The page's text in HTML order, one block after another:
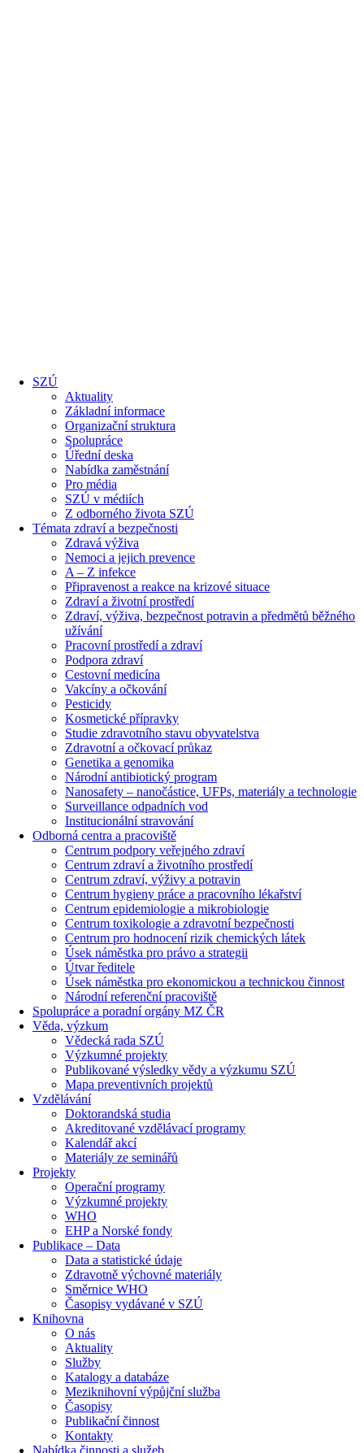
SZÚ
Aktuality
Základní informace
Organizační struktura
Spolupráce
Úřední deska
Nabídka zaměstnání
Pro média
SZÚ v médiích
Z odborného života SZÚ
Témata zdraví a bezpečnosti
Zdravá výživa
Nemoci a jejich prevence
A – Z infekce
Připravenost a reakce na krizové situace
Zdraví a životní prostředí
Zdraví, výživa, bezpečnost potravin a předmětů běžného
užívání
Pracovní prostředí a zdraví
Podpora zdraví
Cestovní medicína
Vakcíny a očkování
Pesticidy
Kosmetické přípravky
Studie zdravotního stavu obyvatelstva
Zdravotní a očkovací průkaz
Genetika a genomika
Národní antibiotický program
Nanosafety – nanočástice, UFPs, materiály a technologie
Surveillance odpadních vod
Institucionální stravování
Odborná centra a pracoviště
Centrum podpory veřejného zdraví
Centrum zdraví a životního prostředí
Centrum zdraví, výživy a potravin
Centrum hygieny práce a pracovního lékařství
Centrum epidemiologie a mikrobiologie
Centrum toxikologie a zdravotní bezpečnosti
Centrum pro hodnocení rizik chemických látek
Úsek náměstka pro právo a strategii
Útvar ředitele
Úsek náměstka pro ekonomickou a technickou činnost
Národní referenční pracoviště
Spolupráce a poradní orgány MZ ČR
Věda, výzkum
Vědecká rada SZÚ
Výzkumné projekty
Publikované výsledky vědy a výzkumu SZÚ
Mapa preventivních projektů
Vzdělávání
Doktorandská studia
Akreditované vzdělávací programy
Kalendář akcí
Materiály ze seminářů
Projekty
Operační programy
Výzkumné projekty
WHO
EHP a Norské fondy
Publikace – Data
Data a statistické údaje
Zdravotně výchovné materiály
Směrnice WHO
Časopisy vydávané v SZÚ
Knihovna
O nás
Aktuality
Služby
Katalogy a databáze
Meziknihovní výpůjční služba
Časopisy
Publikační činnost
Kontakty
Nabídka činnosti a služeb